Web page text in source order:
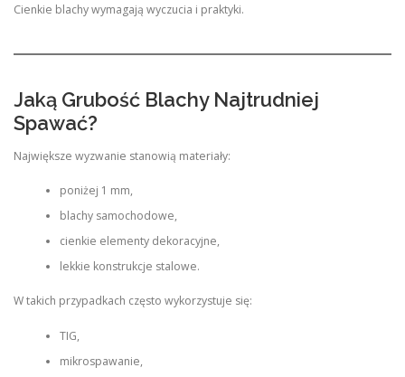
Cienkie blachy wymagają wyczucia i praktyki.
Jaką Grubość Blachy Najtrudniej
Spawać?
Największe wyzwanie stanowią materiały:
poniżej 1 mm,
blachy samochodowe,
cienkie elementy dekoracyjne,
lekkie konstrukcje stalowe.
W takich przypadkach często wykorzystuje się:
TIG,
mikrospawanie,